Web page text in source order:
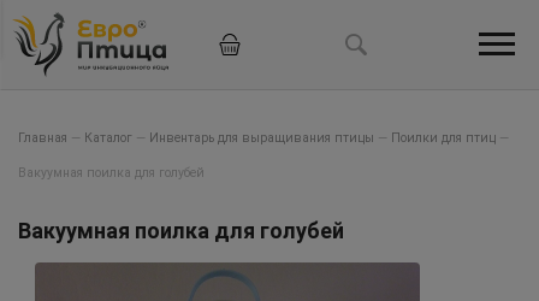
Главная — Каталог — Инвентарь для выращивания птицы — Поилки для птиц —
Вакуумная поилка для голубей
Вакуумная поилка для голубей